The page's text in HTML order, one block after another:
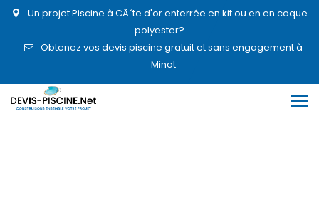
Un projet Piscine à CÃ´te d'or enterrée en kit ou en en coque
polyester?
Obtenez vos devis piscine gratuit et sans engagement à
Minot